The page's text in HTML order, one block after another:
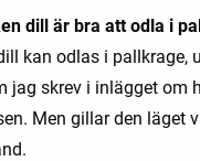
dill är bra att odla i
kan odlas i pallkrage,
jag skrev i inlägget om
Men gillar den läget